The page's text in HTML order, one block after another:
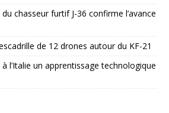
chasseur furtif J-36 confirme l’avance
de 12 drones autour du KF-21
l’Italie un apprentissage technologique